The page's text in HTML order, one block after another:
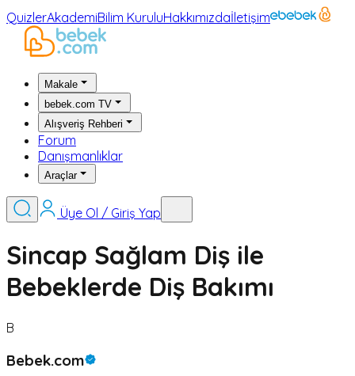
QuizlerAkademiBilim KuruluHakkımızdaİletişim
Makale
bebek.com TV
Alışveriş Rehberi
Forum
Danışmanlıklar
Araçlar
Üye Ol / Giriş Yap
Sincap Sağlam Diş ile
Bebeklerde Diş Bakımı
B
Bebek.com